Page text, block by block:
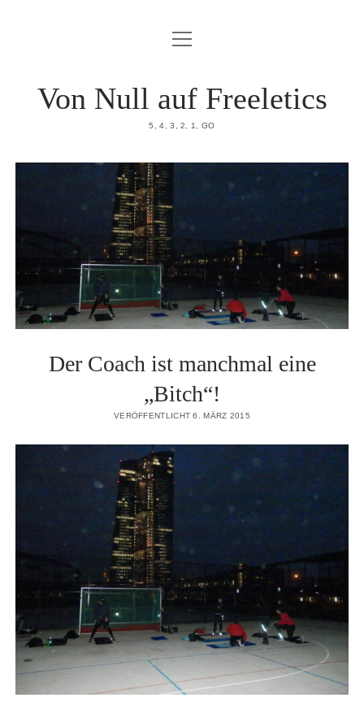
HOME
Menü
öffnen
Von Null auf Freeletics
5, 4, 3, 2, 1, GO
Der Coach ist manchmal eine
„Bitch“!
VERÖFFENTLICHT 6. MÄRZ 2015